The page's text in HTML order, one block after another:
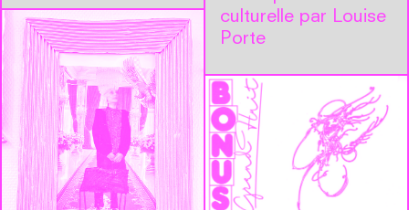
culturelle par Louise
Porte